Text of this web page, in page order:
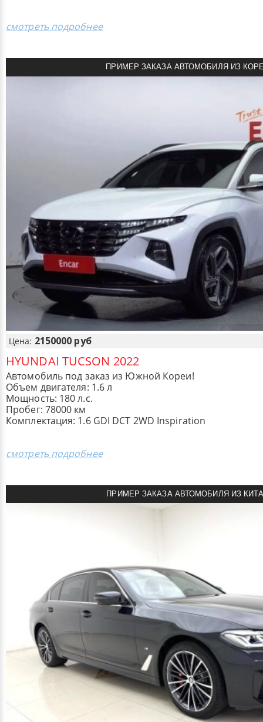
смотреть подробнее
ПРИМЕР ЗАКАЗА АВТОМОБИЛЯ ИЗ
Цена: 2150000 руб
HYUNDAI TUCSON 2022
Автомобиль под заказ из Южной Кореи!
Объем двигателя: 1.6 л
Мощность: 180 л.с.
Пробег: 78000 км
Комплектация: 1.6 GDI DCT 2WD Inspiration
смотреть подробнее
ПРИМЕР ЗАКАЗА АВТОМОБИЛЯ ИЗ